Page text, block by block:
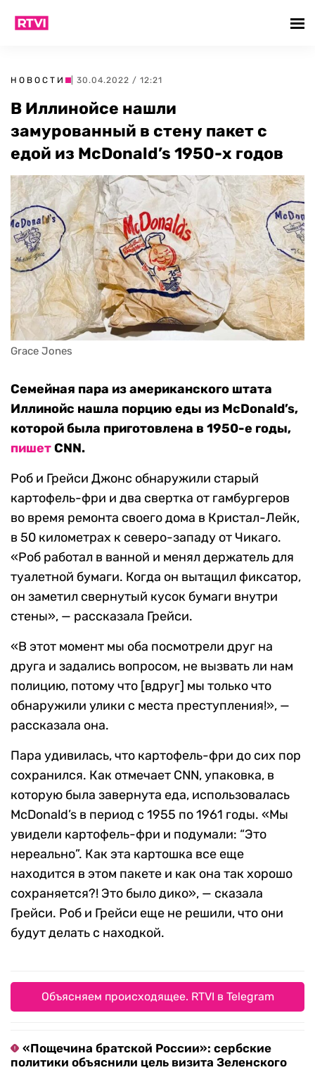
НОВОСТИ | 30.04.2022 / 12:21
В Иллинойсе нашли
замурованный в стену пакет с
едой из McDonald’s 1950-х годов
Grace Jones
Семейная пара из американского штата
Иллинойс нашла порцию еды из McDonald’s,
которой была приготовлена в 1950-е годы,
пишетCNN.
Роб и Грейси Джонс обнаружили старый
картофель-фри и два свертка от гамбургеров
во время ремонта своего дома в Кристал-Лейк,
в 50 километрах к северо-западу от Чикаго.
«Роб работал в ванной и менял держатель для
туалетной бумаги. Когда он вытащил фиксатор,
он заметил свернутый кусок бумаги внутри
стены», — рассказала Грейси.
«В этот момент мы оба посмотрели друг на
друга и задались вопросом, не вызвать ли нам
полицию, потому что [вдруг] мы только что
обнаружили улики с места преступления!», —
рассказала она.
Пара удивилась, что картофель-фри до сих пор
сохранился. Как отмечает CNN, упаковка, в
которую была завернута еда, использовалась
McDonald’s в период с 1955 по 1961 годы. «Мы
увидели картофель-фри и подумали: “Это
нереально”. Как эта картошка все еще
находится в этом пакете и как она так хорошо
сохраняется?! Это было дико», — сказала
Грейси. Роб и Грейси еще не решили, что они
будут делать с находкой.
Объясняем происходящее. RTVI в Telegram
«Пощечина братской России»: сербские
политики объяснили цель визита Зеленского